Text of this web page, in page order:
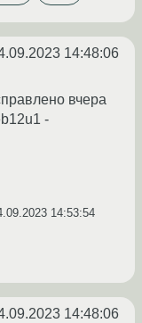
14:48:06
вчера
-
14:53:54
14:48:06